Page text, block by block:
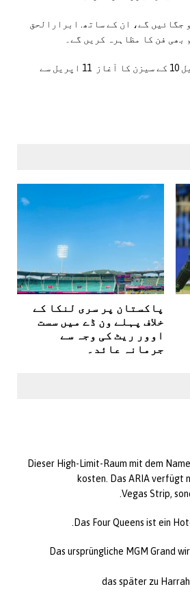
جگائیں گے، ان کے ساتھ. ابرارالحق
فن کا مظاہرہ کریں گے۔
پی سی بی جلد پی ایس ایل. 10 کا آفیشل سانگ ریلیز کرےگا، پی ایس ایل 10 کے سیزن کا آغاز 11 اپریل سے
پاکستان پر سری لنکا کے
خلاف پہلے ون ڈے میں سست
اوور ریٹ کی وجہ سے
جرمانہ عائد۔
Dieser High-Limit-Raum mit dem
kosten. Das ARIA verfügt
Vegas Strip,
Das Four Queens ist ein
Das ursprüngliche MGM Grand
das später zu